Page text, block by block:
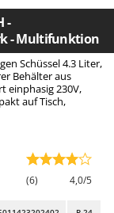
-
- Multifunktion
Schüssel 4.3 Liter,
Behälter aus
einphasig 230V,
auf Tisch,
(6) 4,0/5